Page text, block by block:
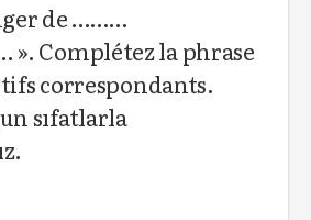
de ………
Complétez la phrase
correspondants.
sıfatlarla